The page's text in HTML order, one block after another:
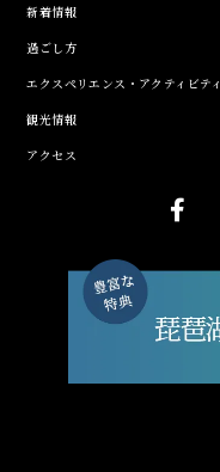
新着情報
過ごし方
エクスペリエンス・アクティビティ
観光情報
アクセス